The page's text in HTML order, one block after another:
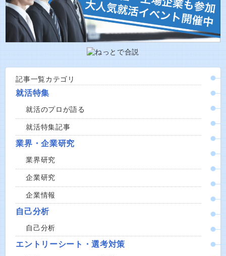
記事一覧カテゴリ
就活特集
就活のプロが語る
就活特集記事
業界・企業研究
業界研究
企業研究
企業情報
自己分析
自己分析
エントリーシート・選考対策